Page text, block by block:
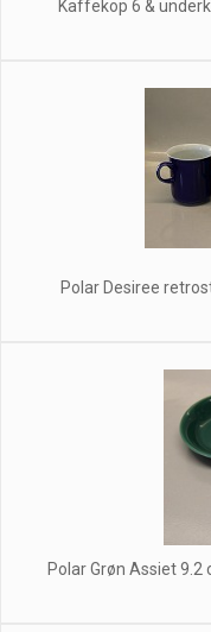
Kaffekop 6 &
Polar Desiree
Polar Grøn Assiet